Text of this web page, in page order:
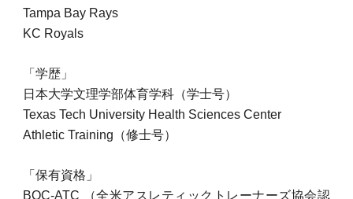
Tampa Bay Rays
KC Royals
「学歴」
日本大学文理学部体育学科（学士号）
Texas Tech University Health Sciences Center
Athletic Training（修士号）
「保有資格」
BOC-ATC
（全米アスレティックトレーナーズ協会認